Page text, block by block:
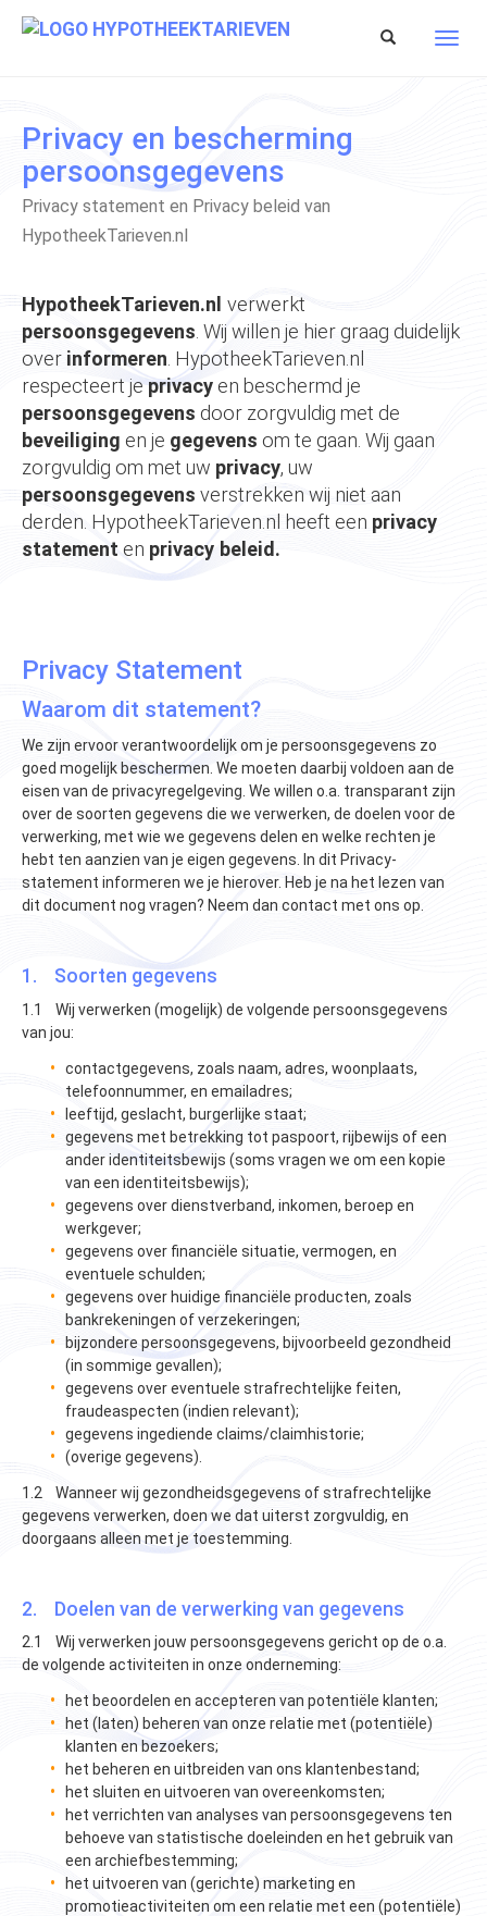
naar
Toon/verberg
Privacy en bescherming
persoonsgegevens
Privacy statement en Privacy beleid van
HypotheekTarieven.nl
HypotheekTarieven.nl verwerkt
persoonsgegevens . Wij willen je hier graag duidelijk
over informeren . HypotheekTarieven.nl
respecteert jeprivacy en beschermd je
persoonsgegevens door zorgvuldig met de
beveiliging en je gegevens om te gaan. Wij gaan
zorgvuldig om met uw privacy, uw
persoonsgegevens verstrekken wij niet aan
derden. HypotheekTarieven.nl heeft een privacy
statement en privacy beleid.
Privacy Statement
Waarom dit statement?
We zijn ervoor verantwoordelijk om je persoonsgegevens zo
goed mogelijk beschermen. We moeten daarbij voldoen aan de
eisen van de privacyregelgeving. We willen o.a. transparant zijn
over de soorten gegevens die we verwerken, de doelen voor de
verwerking, met wie we gegevens delen en welke rechten je
hebt ten aanzien van je eigen gegevens. In dit Privacy-
statement informeren we je hierover. Heb je na het lezen van
dit document nog vragen? Neem dan contact met ons op.
1. Soorten gegevens
1.1 Wij verwerken (mogelijk) de volgende persoonsgegevens
van jou:
contactgegevens, zoals naam, adres, woonplaats,
telefoonnummer, en emailadres;
leeftijd, geslacht, burgerlijke staat;
gegevens met betrekking tot paspoort, rijbewijs of een
ander identiteitsbewijs (soms vragen we om een kopie
van een identiteitsbewijs);
gegevens over dienstverband, inkomen, beroep en
werkgever;
gegevens over financiële situatie, vermogen, en
eventuele schulden;
gegevens over huidige financiële producten, zoals
bankrekeningen of verzekeringen;
bijzondere persoonsgegevens, bijvoorbeeld gezondheid
(in sommige gevallen);
gegevens over eventuele strafrechtelijke feiten,
fraudeaspecten (indien relevant);
gegevens ingediende claims/claimhistorie;
(overige gegevens).
1.2 Wanneer wij gezondheidsgegevens of strafrechtelijke
gegevens verwerken, doen we dat uiterst zorgvuldig, en
doorgaans alleen met je toestemming.
2. Doelen van de verwerking van gegevens
2.1 Wij verwerken jouw persoonsgegevens gericht op de o.a.
de volgende activiteiten in onze onderneming:
het beoordelen en accepteren van potentiële klanten;
het (laten) beheren van onze relatie met (potentiële)
klanten en bezoekers;
het beheren en uitbreiden van ons klantenbestand;
het sluiten en uitvoeren van overeenkomsten;
het verrichten van analyses van persoonsgegevens ten
behoeve van statistische doeleinden en het gebruik van
een archiefbestemming;
het uitvoeren van (gerichte) marketing­ en
promotieactiviteiten om een relatie met een (potentiële)